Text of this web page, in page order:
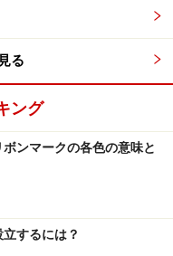
記録と情報発信
る
ング
ンマークの各色の意味と
するには？